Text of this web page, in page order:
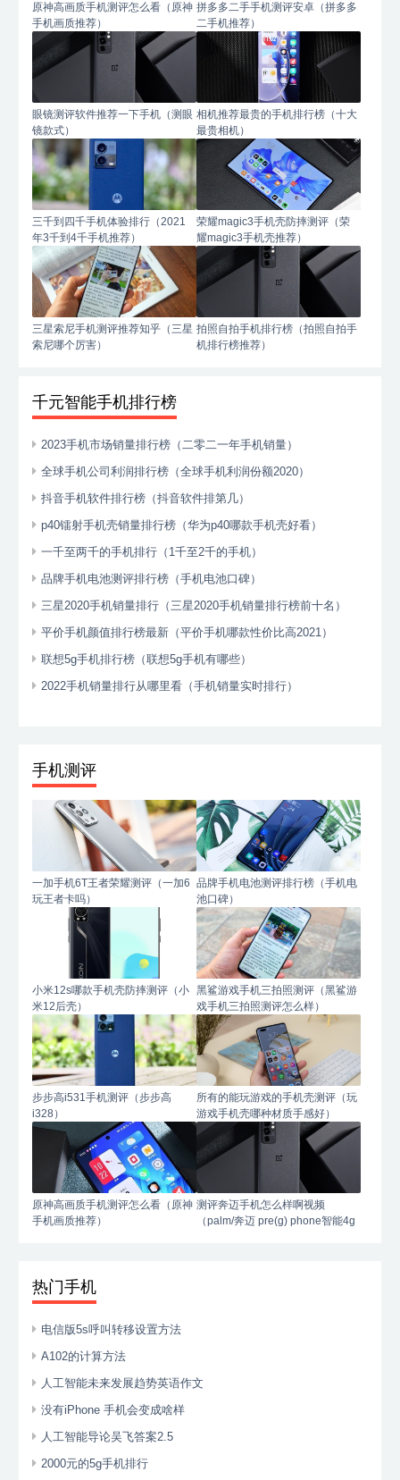
原神高画质手机测评怎么看（原神
手机画质推荐）
拼多多二手手机测评安卓（拼多多
二手机推荐）
眼镜测评软件推荐一下手机（测眼
镜款式）
相机推荐最贵的手机排行榜（十大
最贵相机）
三千到四千手机体验排行（2021
年3千到4千手机推荐）
荣耀magic3手机壳防摔测评（荣
耀magic3手机壳推荐）
三星索尼手机测评推荐知乎（三星
索尼哪个厉害）
拍照自拍手机排行榜（拍照自拍手
机排行榜推荐）
千元智能手机排行榜
2023手机市场销量排行榜（二零二一年手机销量）
全球手机公司利润排行榜（全球手机利润份额2020）
抖音手机软件排行榜（抖音软件排第几）
p40镭射手机壳销量排行榜（华为p40哪款手机壳好看）
一千至两千的手机排行（1千至2千的手机）
品牌手机电池测评排行榜（手机电池口碑）
三星2020手机销量排行（三星2020手机销量排行榜前十名）
平价手机颜值排行榜最新（平价手机哪款性价比高2021）
联想5g手机排行榜（联想5g手机有哪些）
2022手机销量排行从哪里看（手机销量实时排行）
手机测评
一加手机6T王者荣耀测评（一加6
玩王者卡吗）
品牌手机电池测评排行榜（手机电
池口碑）
小米12s哪款手机壳防摔测评（小
米12后壳）
黑鲨游戏手机三拍照测评（黑鲨游
戏手机三拍照测评怎么样）
步步高i531手机测评（步步高
i328）
所有的能玩游戏的手机壳测评（玩
游戏手机壳哪种材质手感好）
原神高画质手机测评怎么看（原神
手机画质推荐）
测评奔迈手机怎么样啊视频
（palm/奔迈 pre(g) phone智能4g
热门手机
电信版5s呼叫转移设置方法
A102的计算方法
人工智能未来发展趋势英语作文
没有iPhone 手机会变成啥样
人工智能导论吴飞答案2.5
2000元的5g手机排行